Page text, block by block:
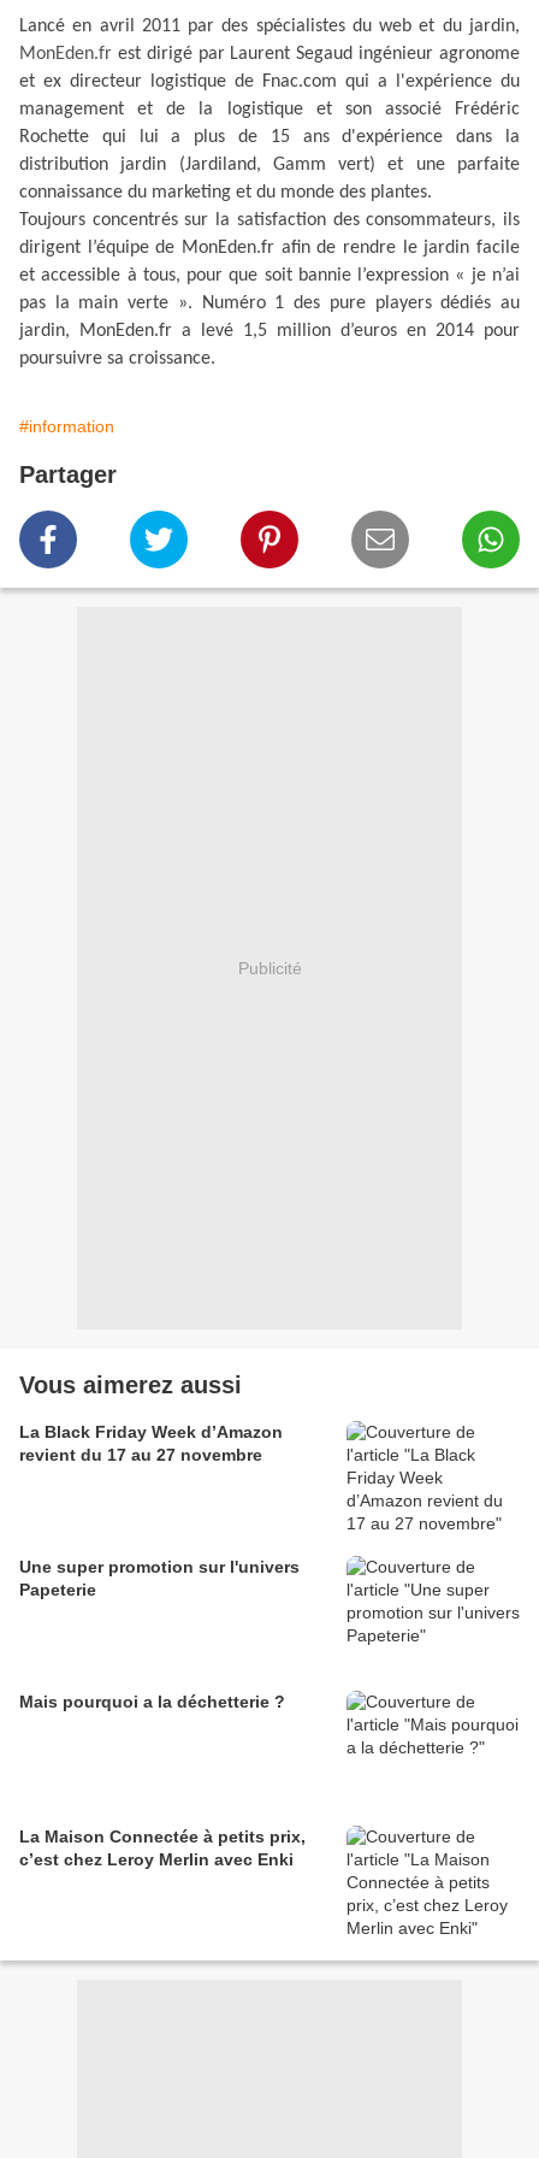
Lancé en avril 2011 par des spécialistes du web et du jardin,
MonEden.fr est dirigé par Laurent Segaud ingénieur agronome
et ex directeur logistique de Fnac.com qui a l'expérience du
management et de la logistique et son associé Frédéric
Rochette qui lui a plus de 15 ans d'expérience dans la
distribution jardin (Jardiland, Gamm vert) et une parfaite
connaissance du marketing et du monde des plantes.
Toujours concentrés sur la satisfaction des consommateurs, ils
dirigent l’équipe de MonEden.fr afin de rendre le jardin facile
et accessible à tous, pour que soit bannie l’expression « je n’ai
pas la main verte ». Numéro 1 des pure players dédiés au
jardin, MonEden.fr a levé 1,5 million d’euros en 2014 pour
poursuivre sa croissance.
#information
Partager
Publicité
Vous aimerez aussi
La Black Friday Week d’Amazon
revient du 17 au 27 novembre
Une super promotion sur l'univers
Papeterie
Mais pourquoi a la déchetterie ?
La Maison Connectée à petits prix,
c’est chez Leroy Merlin avec Enki